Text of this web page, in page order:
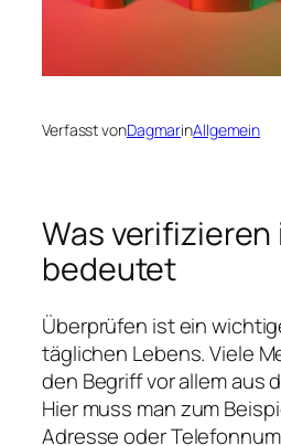
Verfasst vonDagmarinAllgemein
Was verifizieren
bedeutet
Überprüfen ist ein
täglichen Lebens. Viele
den Begriff vor allem aus
Hier muss man zum
Adresse oder